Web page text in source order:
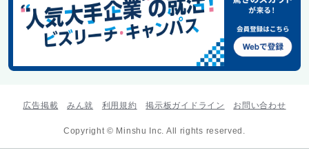
広告掲載 みん就 利用規約 掲示板ガイドライン お問い合わせ
Copyright © Minshu Inc. All rights reserved.